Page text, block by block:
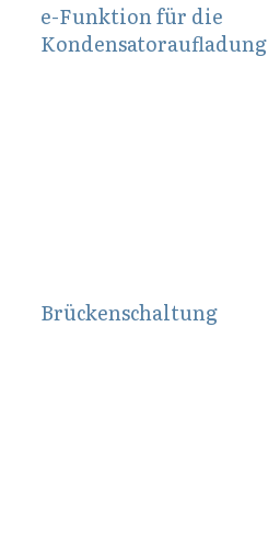
e-Funktion für die
Kondensatoraufladung
Brückenschaltung